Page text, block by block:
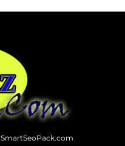
SmartSeoPack.com